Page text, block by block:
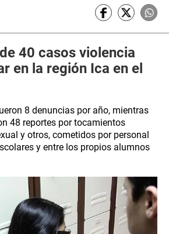
40 casos violencia
en la región Ica en el
8 denuncias por año, mientras
48 reportes por tocamientos
y otros, cometidos por personal
y entre los propios alumnos